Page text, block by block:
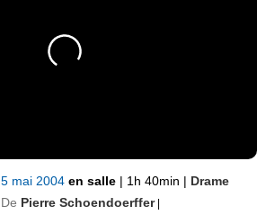
5 mai 2004en salle | 1h 40min | Drame
De Pierre Schoendoerffer |